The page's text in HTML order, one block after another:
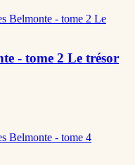
- tome 2 Le trésor